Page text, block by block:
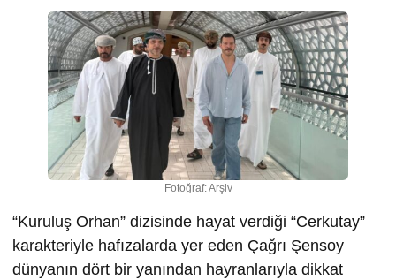
Fotoğraf: Arşiv
“Kuruluş Orhan” dizisinde hayat verdiği “Cerkutay”
karakteriyle hafızalarda yer eden Çağrı Şensoy
dünyanın dört bir yanından hayranlarıyla dikkat